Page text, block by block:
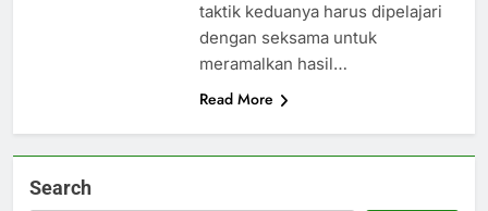
taktik keduanya harus dipelajari
dengan seksama untuk
meramalkan hasil…
Read More
Search